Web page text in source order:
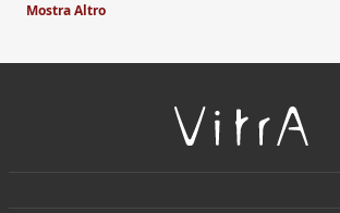
Mostra Altro